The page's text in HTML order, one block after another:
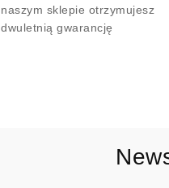
naszym sklepie otrzymujesz
dwuletnią gwarancję